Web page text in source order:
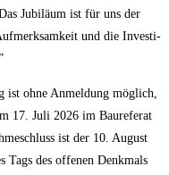
Jubi­lä­um ist für uns der
und die Inves­ti­
ist ohne Anmel­dung mög­lich,
17. Juli 2026 im Bau­re­fe­rat
ist der 10. August
Tags des offe­nen Denk­mals